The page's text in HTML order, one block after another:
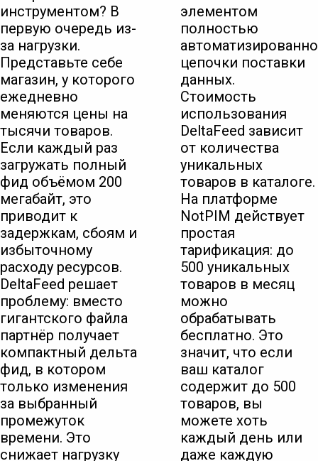
инструментом? В
первую очередь из-
за нагрузки.
Представьте себе
магазин, у которого
ежедневно
меняются цены на
тысячи товаров.
Если каждый раз
загружать полный
фид объёмом 200
мегабайт, это
приводит к
задержкам, сбоям и
избыточному
расходу ресурсов.
DeltaFeed решает
проблему: вместо
гигантского файла
партнёр получает
компактный дельта
фид, в котором
только изменения
за выбранный
промежуток
времени. Это
снижает нагрузку
элементом
полностью
цепочки поставки
данных.
Стоимость
использования
DeltaFeed зависит
от количества
уникальных
товаров в каталоге.
На платформе
NotPIM действует
простая
тарификация: до
500 уникальных
товаров в месяц
можно
обрабатывать
бесплатно. Это
значит, что если
ваш каталог
содержит до 500
товаров, вы
можете хоть
каждый день или
даже каждую